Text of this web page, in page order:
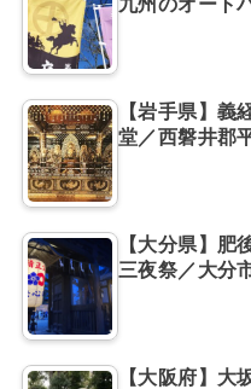
【岩手県】義
堂／西磐井郡
【大分県】肥
三夜祭／大分
【大阪府】大